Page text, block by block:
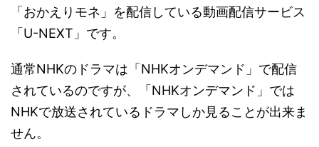
「おかえりモネ」を配信している動画配信サービス
「U-NEXT」です。
通常NHKのドラマは「NHKオンデマンド」で配信
されているのですが、「NHKオンデマンド」では
NHKで放送されているドラマしか見ることが出来ま
せん。